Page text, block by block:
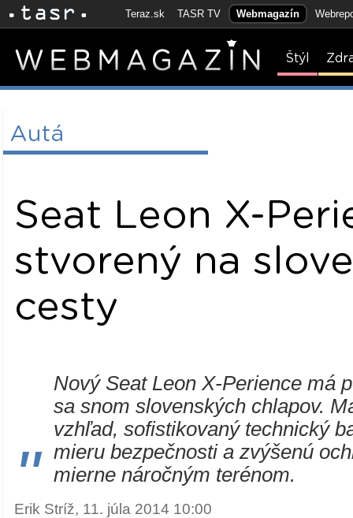
Teraz.sk TASR TV Webmagazín
Štýl
Autá
Seat Leon X-
stvorený na
cesty
"
Nový Seat Leon X-Perience má
sa snom slovenských chlapov.
vzhľad, sofistikovaný technický
mieru bezpečnosti a zvýšenú
mierne náročným terénom.
Erik Stríž, 11. júla 2014 10:00